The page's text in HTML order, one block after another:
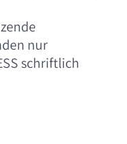
nur
schriftlich